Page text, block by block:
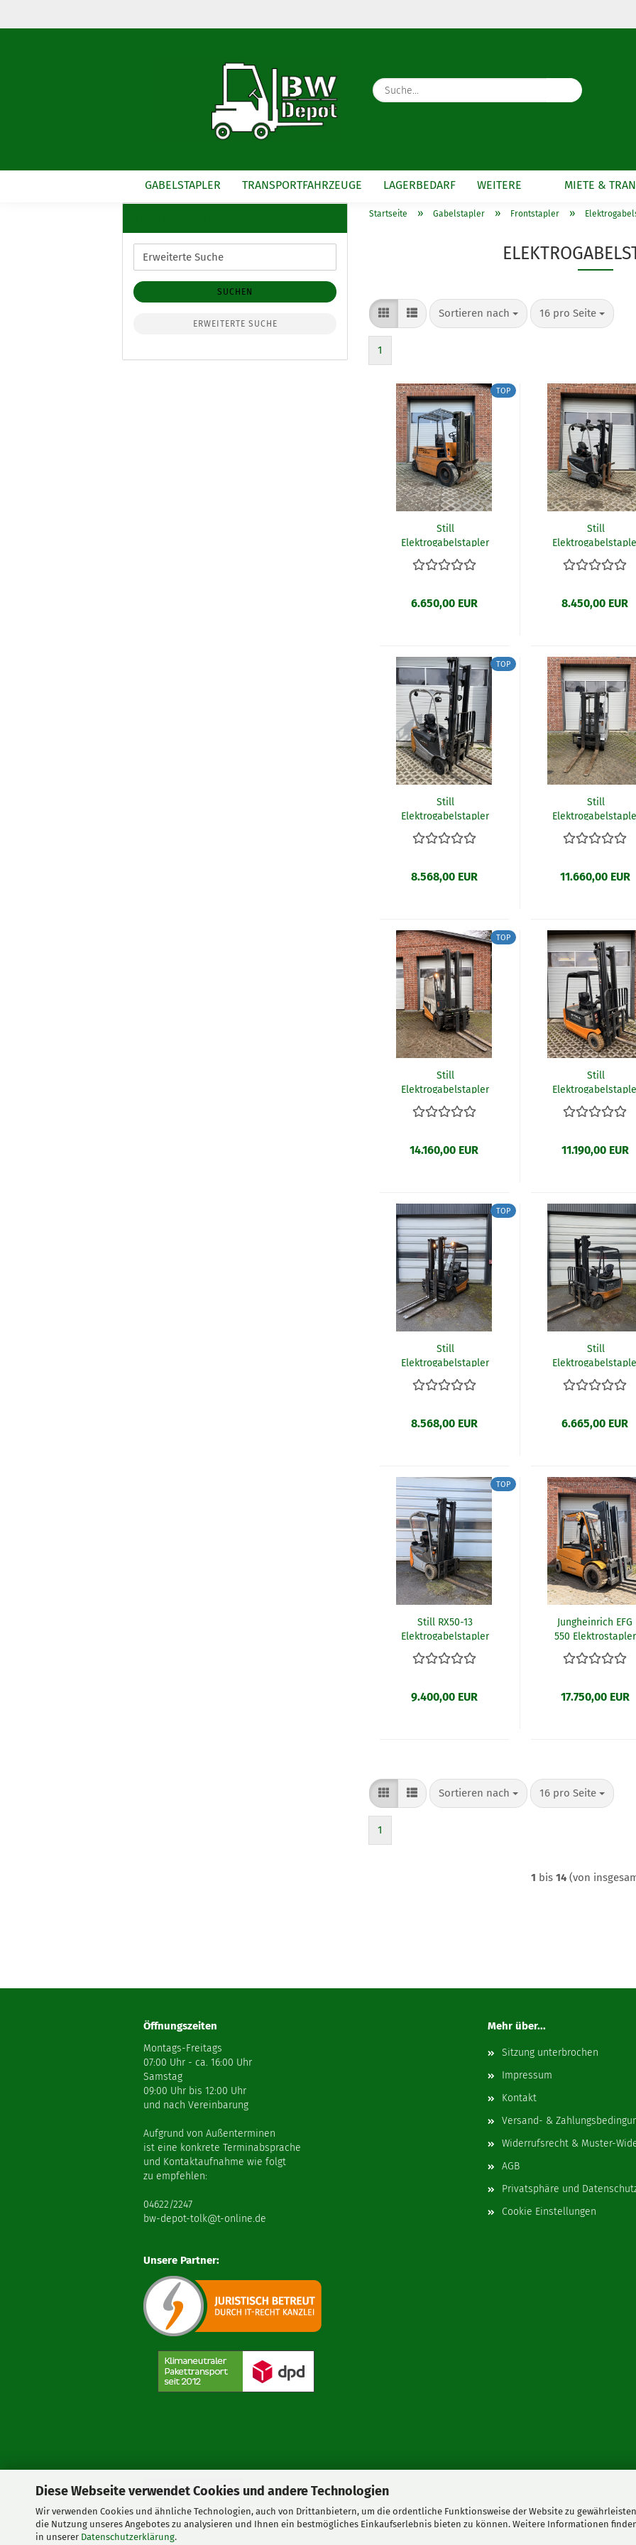
Diese Webseite verwendet Cookies und andere Technologien
Wir verwenden Cookies und ähnliche Technologien, auch von Drittanbietern, um die ordentliche Funktionsweise der Website zu
die Nutzung unseres Angebotes zu analysieren und Ihnen ein bestmögliches Einkaufserlebnis bieten zu können. Weitere Informationen
in unserer Datenschutzerklärung.
Lieferland
E-Mail
Konto erstellen
Suche...
GABELSTAPLER TRANSPORTFAHRZEUGE LAGERBEDARF MIETE &
WEITERE
Startseite » Gabelstapler » Frontstapler »
Sortieren nach
Sortieren nach 16 pro Seite
pro Seite
1
TOP
Still
Elektrogabelstapler
R60-40 (W6)
6.650,00 EUR
Still
RX50-10 (W21)
8.450,00 EUR
TOP
Still
Elektrogabelstapler
RX50-13 (W30)
8.568,00 EUR
Still
RX60-16 (W9)
11.660,00 EUR
TOP
Still
Elektrogabelstapler
R60-40 (R9)
14.160,00 EUR
Still
R20-16 (R24)
11.190,00 EUR
TOP
Still
Elektrogabelstapler
R60-25 (W20/25)
8.568,00 EUR
Still
R20-16 (W27/25)
6.665,00 EUR
TOP
Still RX50-13
Elektrogabelstapler
(B28/26)
9.400,00 EUR
Jungheinrich EFG
550 Elektrostapler
(B13/26)
17.750,00 EUR
Sortieren nach
Sortieren nach 16 pro Seite
pro Seite
1
1 bis14(von
Erweiterte
Suche
SUCHEN
ERWEITERTE SUCHE
Öffnungszeiten
Montags-Freitags
07:00 Uhr - ca. 16:00 Uhr
Samstag
09:00 Uhr bis 12:00 Uhr
und nach Vereinbarung
Aufgrund von Außenterminen
ist eine konkrete Terminabsprache
und Kontaktaufnahme wie folgt
zu empfehlen:
04622/2247
bw-depot-tolk@t-online.de
Mehr über...
Sitzung unterbrochen
Impressum
Kontakt
Versand- &
Widerrufsrecht & Muster-
AGB
Privatsphäre und
Cookie Einstellungen
Unsere Partner:
Vertrag widerrufen
Onlineshop erstellen mit Gambio.de © 2026